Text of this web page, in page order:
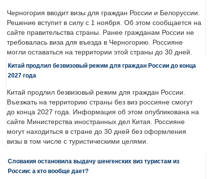
Черногория вводит визы для граждан России и Белоруссии.
Решение вступит в силу с 1 ноября. Об этом сообщается на
сайте правительства страны. Ранее гражданам России не
требовалась виза для въезда в Черногорию. Россияне
могли оставаться на территории этой страны до 30 дней.
Китай продлил безвизовый режим для граждан России до конца
2027 года
Китай продлил безвизовый режим для граждан России.
Въезжать на территорию страны без виз россияне смогут
до конца 2027 года. Информация об этом опубликована на
сайте Министерства иностранных дел Китая. Россияне
могут находиться в стране до 30 дней без оформления
визы в том числе с туристическими целями.
Словакия остановила выдачу шенгенских виз туристам из
России: а кто вообще дает?